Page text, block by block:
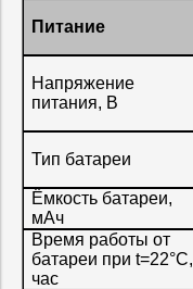
Питание
Напряжение
питания, В
Тип батареи
Ёмкость батареи,
мАч
Время работы от
батареи при t=22°C,
час